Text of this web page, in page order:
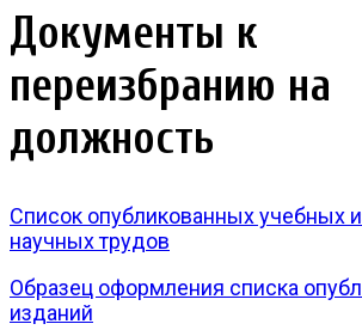
Документы к
переизбранию на
должность
Список опубликованных учебных
научных трудов
Образец оформления списка
изданий